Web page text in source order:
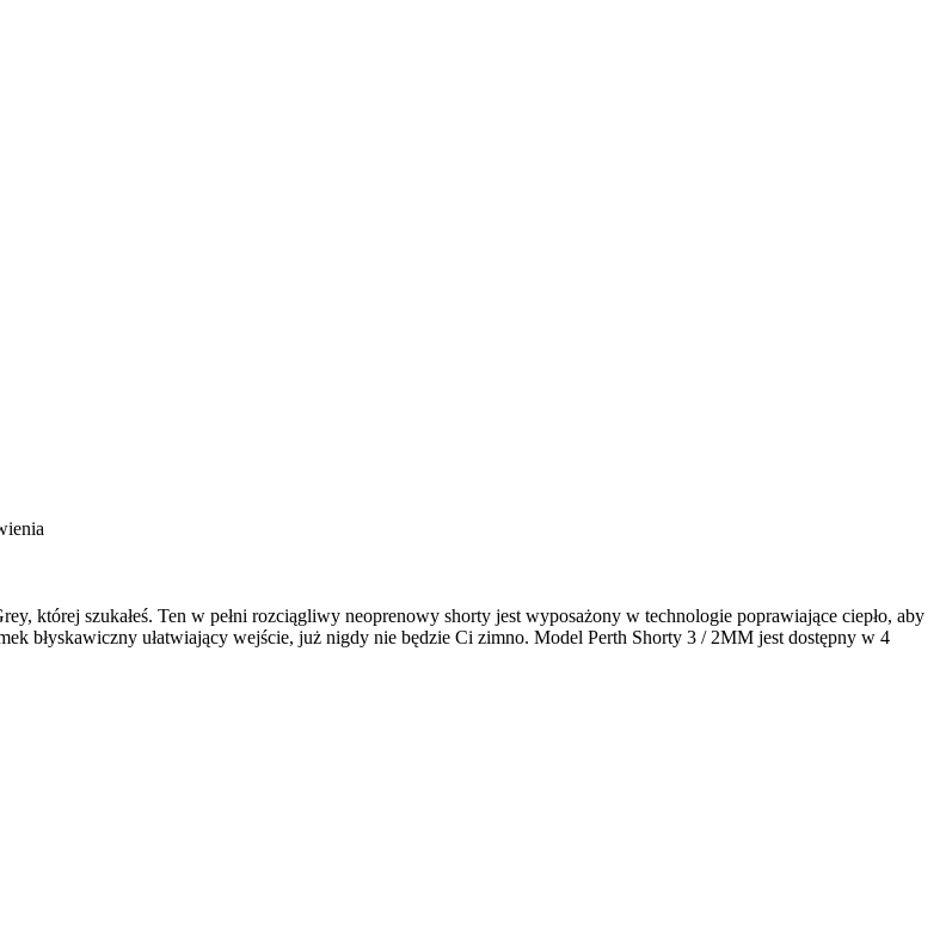
której szukałeś. Ten w pełni rozciągliwy neoprenowy shorty jest wyposażony w technologie poprawiające ciepło, aby
błyskawiczny ułatwiający wejście, już nigdy nie będzie Ci zimno. Model Perth Shorty 3 / 2MM jest dostępny w 4